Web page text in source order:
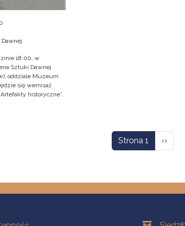
18.00, w
Sztuki Dawnej
oddziale Muzeum
się wernisaż
historyczne”.
Strona 1 ››
Oddziały